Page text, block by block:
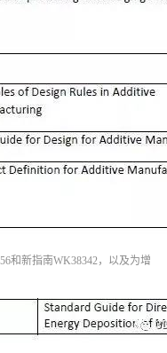
和新指南WK38342，以及为增